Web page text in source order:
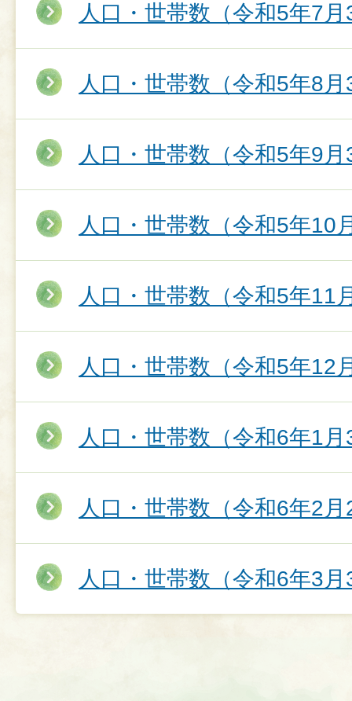
人口・世帯数（令和5年7
人口・世帯数（令和5年8
人口・世帯数（令和5年9
人口・世帯数（令和5年10
人口・世帯数（令和5年11
人口・世帯数（令和5年12
人口・世帯数（令和6年1
人口・世帯数（令和6年2
人口・世帯数（令和6年3